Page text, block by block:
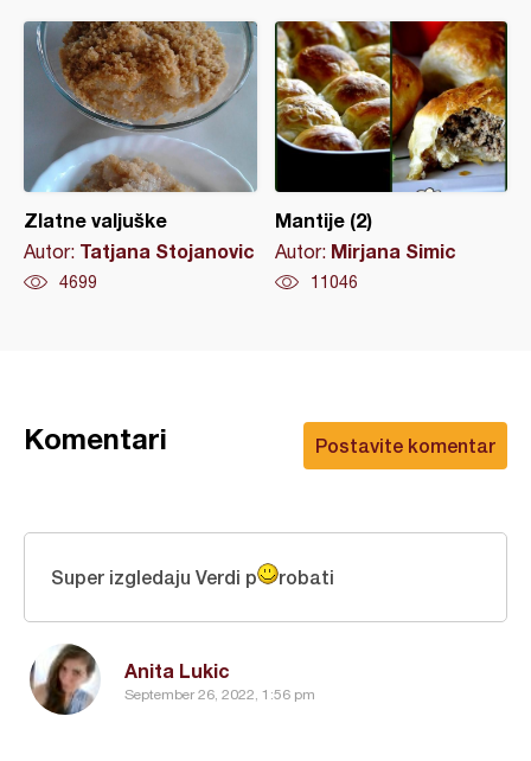
Zlatne valjuške
Autor: Tatjana Stojanovic
4699
Mantije (2)
Autor: Mirjana Simic
11046
Postavite komentar
Komentari
Anita Lukic
September 26, 2022, 1:56 pm
Super izgledaju Verdi p robati